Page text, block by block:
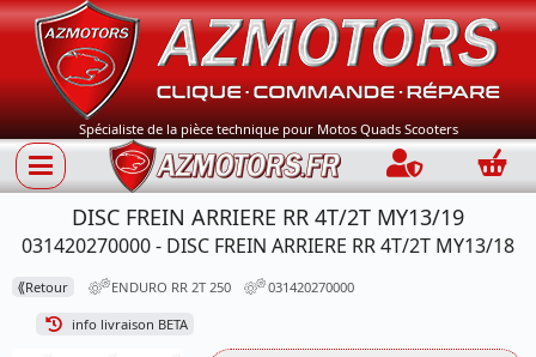
Spécialiste de la pièce technique pour Motos Quads Scooters
Connection
DISC FREIN ARRIERE RR 4T/2T MY13/19
031420270000 - DISC FREIN ARRIERE RR 4T/2T MY13/18
⟪Retour ENDURO RR 2T 250 031420270000
info livraison BETA